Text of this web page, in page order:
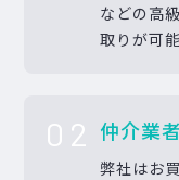
などの高
取りが可能
02 仲介業
弊社はお